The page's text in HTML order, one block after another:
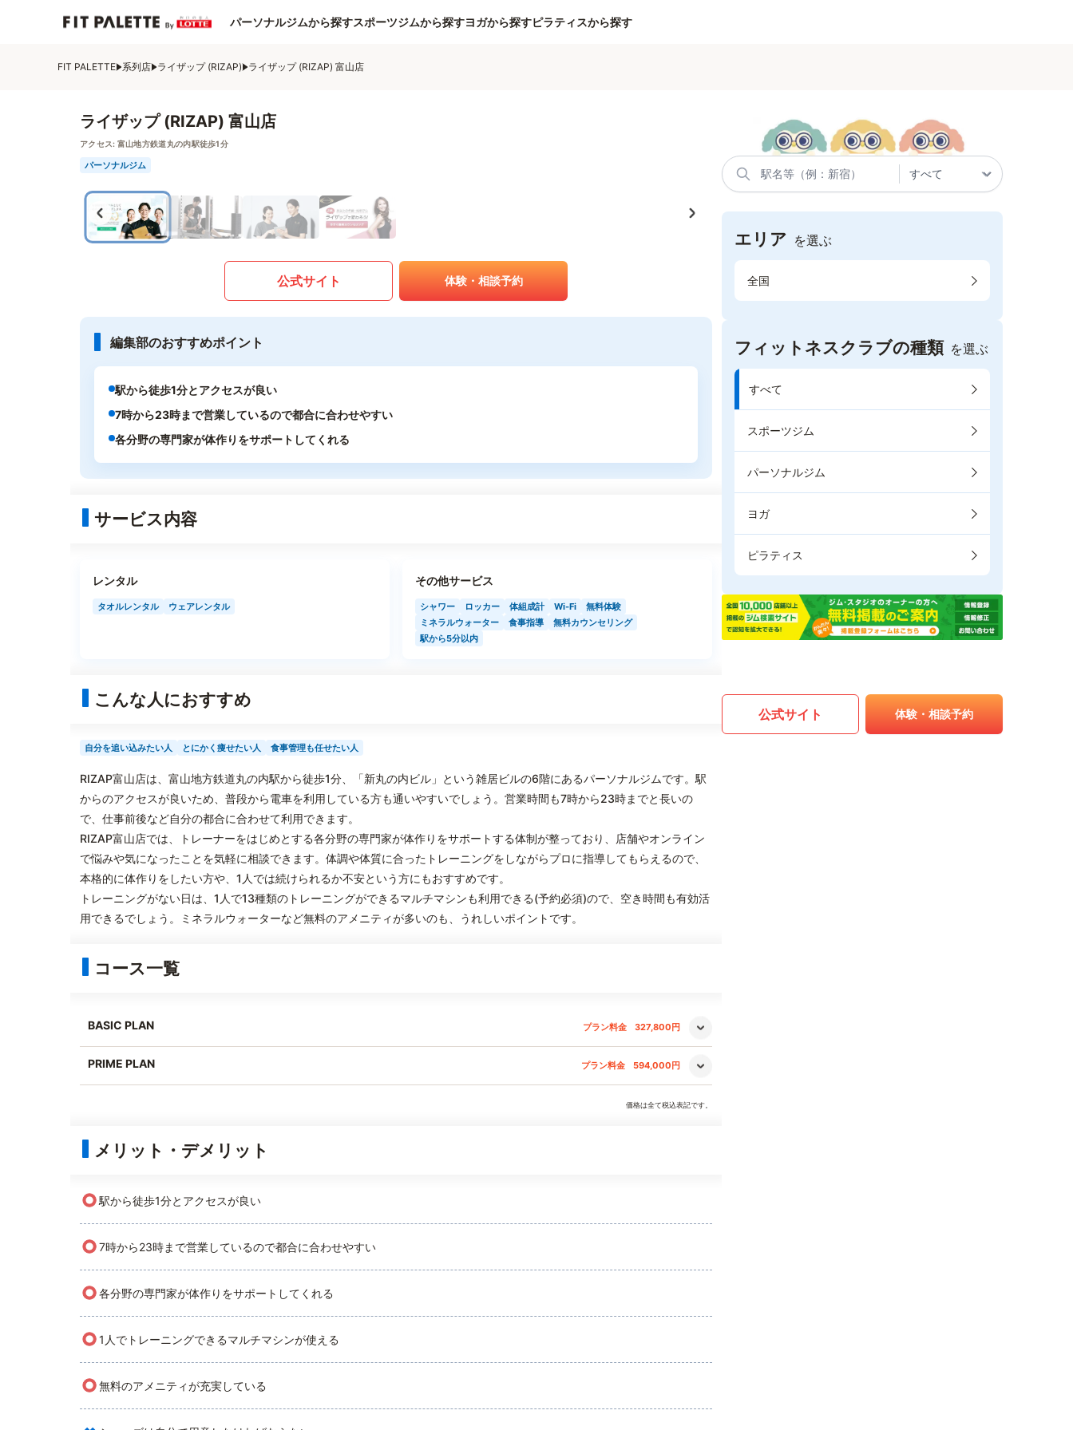
パーソナルジムから探すスポーツジムから探すヨガから探すピラティスから探す
FIT PALETTE 系列店 ライザップ (RIZAP) ライザップ (RIZAP) 富山店
ライザップ (RIZAP) 富山店
アクセス: 富山地方鉄道丸の内駅徒歩1分
パーソナルジム
公式サイト 体験・相談予約
編集部のおすすめポイント
駅から徒歩1分とアクセスが良い
7時から23時まで営業しているので都合に合わせやすい
各分野の専門家が体作りをサポートしてくれる
サービス内容
レンタル
タオルレンタル ウェアレンタル
その他サービス
シャワー ロッカー 体組成計 Wi-Fi
無料体験
ミネラルウォーター
食事指導
無料カウンセリング
駅から5分以内
こんな人におすすめ
自分を追い込みたい人 とにかく痩せたい人 食事管理も任せたい人
RIZAP富山店は、富山地方鉄道丸の内駅から徒歩1分、「新丸の内ビル」という雑居ビルの6階にあるパーソナルジムです。駅
からのアクセスが良いため、普段から電車を利用している方も通いやすいでしょう。営業時間も7時から23時までと長いの
で、仕事前後など自分の都合に合わせて利用できます。
RIZAP富山店では、トレーナーをはじめとする各分野の専門家が体作りをサポートする体制が整っており、店舗やオンライン
で悩みや気になったことを気軽に相談できます。体調や体質に合ったトレーニングをしながらプロに指導してもらえるので、
本格的に体作りをしたい方や、1人では続けられるか不安という方にもおすすめです。
トレーニングがない日は、1人で13種類のトレーニングができるマルチマシンも利用できる(予約必須)ので、空き時間も有効活
用できるでしょう。ミネラルウォーターなど無料のアメニティが多いのも、うれしいポイントです。
コース一覧
BASIC PLAN プラン料金 327,800円
PRIME PLAN プラン料金 594,000円
価格は全て税込表記です。
メリット・デメリット
○駅から徒歩1分とアクセスが良い
○7時から23時まで営業しているので都合に合わせやすい
○各分野の専門家が体作りをサポートしてくれる
○1人でトレーニングできるマルチマシンが使える
○無料のアメニティが充実している
エリア を選ぶ
全国
フィットネスクラブの種類 を選ぶ
すべて
スポーツジム
パーソナルジム
ヨガ
ピラティス
公式サイト 体験・相談予約